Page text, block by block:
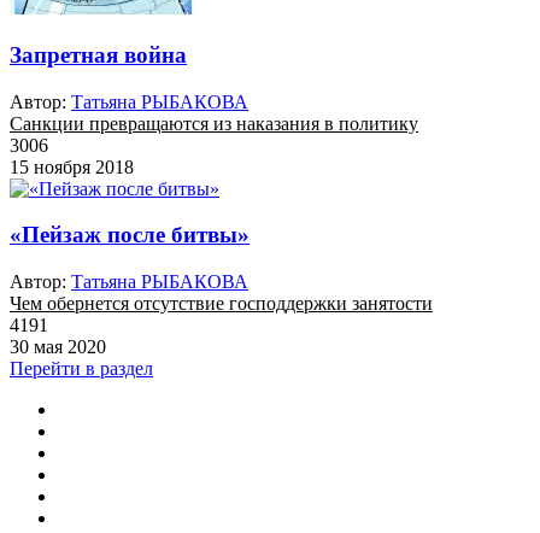
Запретная война
Автор: Татьяна РЫБАКОВА
Санкции превращаются из наказания в политику
3006
15 ноября 2018
«Пейзаж после битвы»
Автор: Татьяна РЫБАКОВА
Чем обернется отсутствие господдержки занятости
4191
30 мая 2020
Перейти в раздел